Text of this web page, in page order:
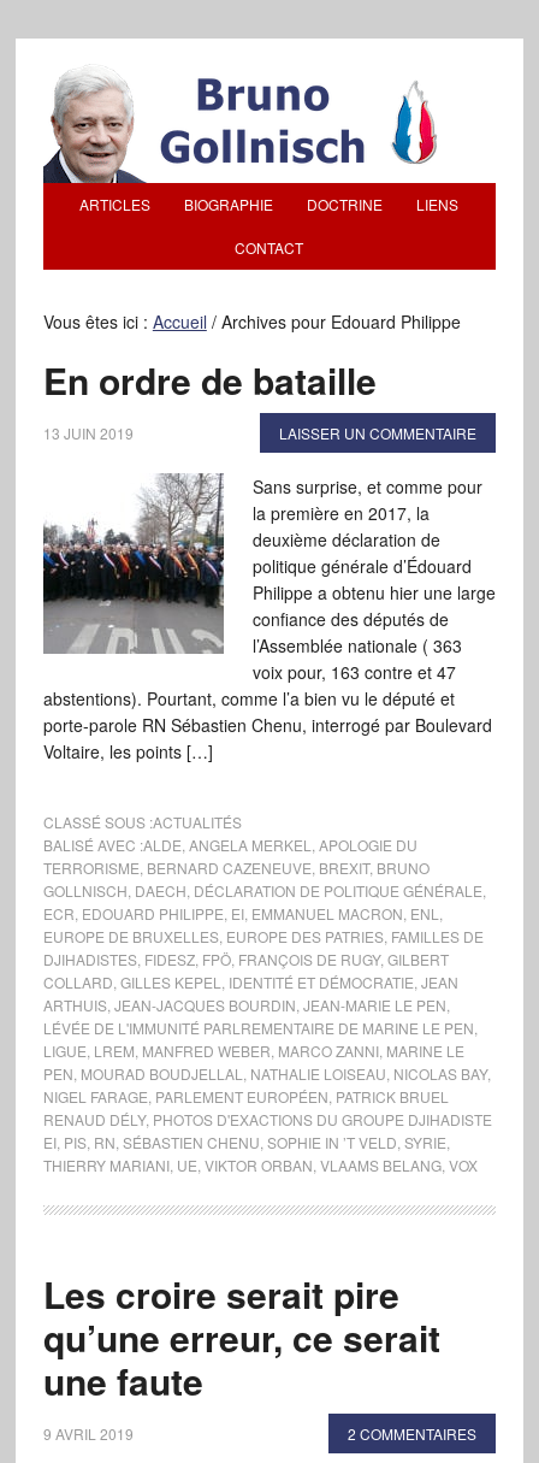
ARTICLES BIOGRAPHIE DOCTRINE LIENS
CONTACT
Vous êtes ici : Accueil /Archives pour Edouard Philippe
En ordre de bataille
13 JUIN 2019 LAISSER UN COMMENTAIRE
Sans surprise, et comme pour
la première en 2017, la
deuxième déclaration de
politique générale d’Édouard
Philippe a obtenu hier une large
confiance des députés de
l’Assemblée nationale ( 363
voix pour, 163 contre et 47
abstentions). Pourtant, comme l’a bien vu le député et
porte-parole RN Sébastien Chenu, interrogé par Boulevard
Voltaire, les points […]
CLASSÉ SOUS :ACTUALITÉS
BALISÉ AVEC :ALDE ANGELA MERKEL
APOLOGIE DU
TERRORISME BERNARD CAZENEUVE BREXIT, BRUNO
GOLLNISCH DAECH DÉCLARATION DE POLITIQUE GÉNÉRALE
ECR EDOUARD PHILIPPE EI, EMMANUEL MACRON ENL
EUROPE DE BRUXELLES, EUROPE DES PATRIES, FAMILLES DE
DJIHADISTES, FIDESZ, FPÖ, FRANÇOIS DE RUGY, GILBERT
COLLARD GILLES KEPEL IDENTITÉ ET DÉMOCRATIE JEAN
ARTHUIS, JEAN-JACQUES BOURDIN JEAN-MARIE LE PEN
LÉVÉE DE L'IMMUNITÉ PARLREMENTAIRE DE MARINE LE PEN
LIGUE LREM MANFRED WEBER MARCO ZANNI, MARINE LE
PEN MOURAD BOUDJELLAL NATHALIE LOISEAU NICOLAS BAY,
NIGEL FARAGE PARLEMENT EUROPÉEN PATRICK BRUEL
RENAUD DÉLY, PHOTOS D'EXACTIONS DU GROUPE DJIHADISTE
EI, PIS, RN SÉBASTIEN CHENU SOPHIE IN ’T VELD SYRIE
THIERRY MARIANI, UE VIKTOR ORBAN VLAAMS BELANG, VOX
Les croire serait pire
qu’une erreur, ce serait
une faute
9 AVRIL 2019 2 COMMENTAIRES